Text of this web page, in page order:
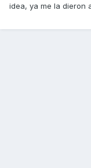
idea, ya me la dieron